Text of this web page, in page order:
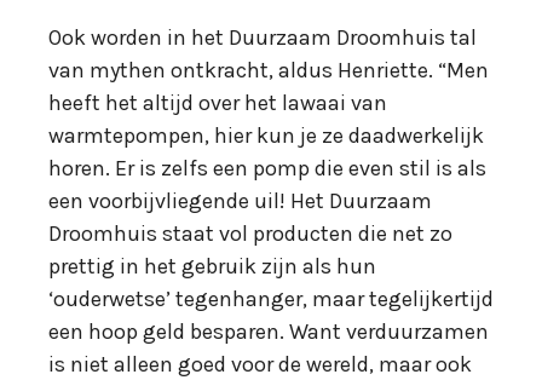
Ook worden in het Duurzaam Droomhuis tal
van mythen ontkracht, aldus Henriette. “Men
heeft het altijd over het lawaai van
warmtepompen, hier kun je ze daadwerkelijk
horen. Er is zelfs een pomp die even stil is als
een voorbijvliegende uil! Het Duurzaam
Droomhuis staat vol producten die net zo
prettig in het gebruik zijn als hun
‘ouderwetse’ tegenhanger, maar tegelijkertijd
een hoop geld besparen. Want verduurzamen
is niet alleen goed voor de wereld, maar ook